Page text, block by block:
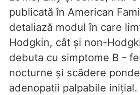
publicată în American
detaliază modul în care
Hodgkin, cât și non-
debuta cu simptome B -
nocturne și scădere
adenopatii palpabile